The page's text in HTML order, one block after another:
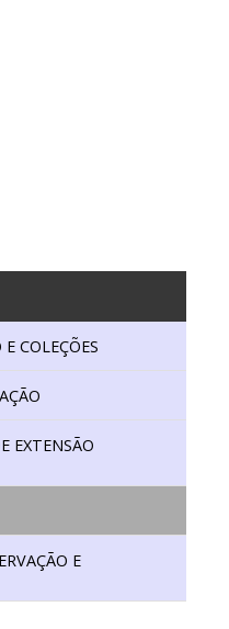
COLEÇÕES
EXTENSÃO
E